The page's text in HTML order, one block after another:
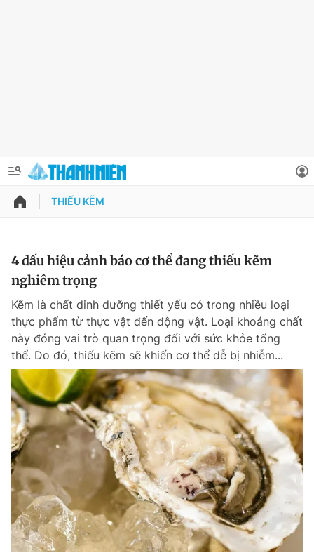
QUẢNG CÁO
Chuyên mục khác
Chào ngày mới Tin 24h
Tin thị trường Tin 360
Video Magazine
Sản phẩm khác
Tiện ích Bạn cần biết
Thông tin tài khoản
Đổi mật khẩu
Tin đã lưu
Tin đã xem
Đăng xuất
THIẾU KẼM
4 dấu hiệu cảnh báo cơ thể đang thiếu kẽm
nghiêm trọng
Kẽm là chất dinh dưỡng thiết yếu có trong nhiều loại
thực phẩm từ thực vật đến động vật. Loại khoáng chất
này đóng vai trò quan trọng đối với sức khỏe tổng
thể. Do đó, thiếu kẽm sẽ khiến cơ thể dễ bị nhiễm...